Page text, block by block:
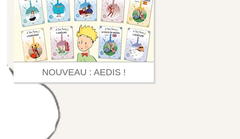
NOUVEAU : AEDIS !